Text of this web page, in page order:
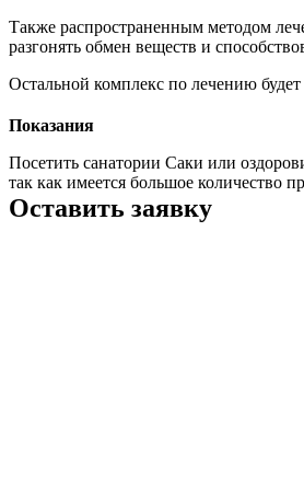
Также распространенным методом
разгонять обмен веществ и
Остальной комплекс по лечению
Показания
Посетить санатории Саки или
так как имеется большое количество
Оставить заявку